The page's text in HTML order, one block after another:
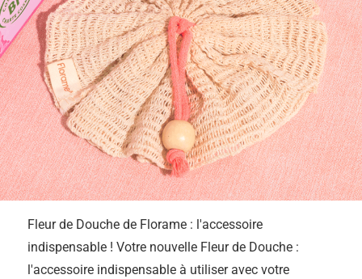
Fleur de Douche de Florame : l'accessoire
indispensable ! Votre nouvelle Fleur de Douche :
l'accessoire indispensable à utiliser avec votre